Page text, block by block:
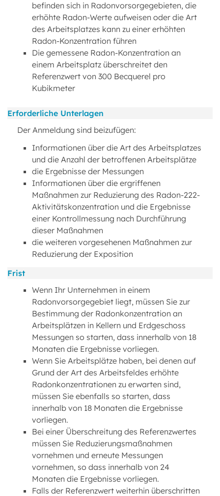
befinden sich in Radonvorsorgegebieten, die
erhöhte Radon-Werte aufweisen oder die Art
des Arbeitsplatzes kann zu einer erhöhten
Radon-Konzentration führen
Die gemessene Radon-Konzentration an
einem Arbeitsplatz überschreitet den
Referenzwert von 300 Becquerel pro
Kubikmeter
Erforderliche Unterlagen
Der Anmeldung sind beizufügen:
Informationen über die Art des Arbeitsplatzes
und die Anzahl der betroffenen Arbeitsplätze
die Ergebnisse der Messungen
Informationen über die ergriffenen
Maßnahmen zur Reduzierung des Radon-222-
Aktivitätskonzentration und die Ergebnisse
einer Kontrollmessung nach Durchführung
dieser Maßnahmen
die weiteren vorgesehenen Maßnahmen zur
Reduzierung der Exposition
Frist
Wenn Ihr Unternehmen in einem
Radonvorsorgegebiet liegt, müssen Sie zur
Bestimmung der Radonkonzentration an
Arbeitsplätzen in Kellern und Erdgeschoss
Messungen so starten, dass innerhalb von 18
Monaten die Ergebnisse vorliegen.
Wenn Sie Arbeitsplätze haben, bei denen auf
Grund der Art des Arbeitsfeldes erhöhte
Radonkonzentrationen zu erwarten sind,
müssen Sie ebenfalls so starten, dass
innerhalb von 18 Monaten die Ergebnisse
vorliegen.
Bei einer Überschreitung des Referenzwertes
müssen Sie Reduzierungsmaßnahmen
vornehmen und erneute Messungen
vornehmen, so dass innerhalb von 24
Monaten die Ergebnisse vorliegen.
Falls der Referenzwert weiterhin überschritten